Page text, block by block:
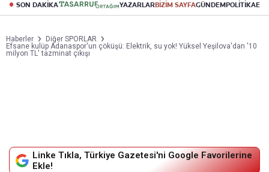
SON DAKİKA YAZARLARBİZİM SAYFAGÜNDEMPOLİTİKA
Haberler
Diğer SPORLAR
Efsane kulüp Adanaspor'un çöküşü: Elektrik, su yok! Yüksel Yeşilova'dan '10
milyon TL' tazminat çıkışı
Linke Tıkla, Türkiye Gazetesi'ni Google Favorilerine
Ekle!